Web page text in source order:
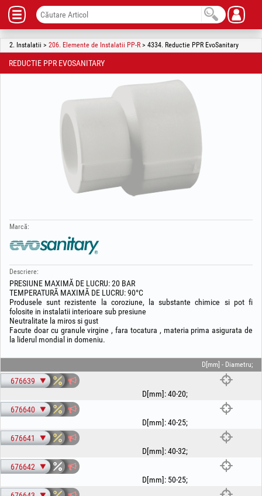
2. Instalatii > 206. Elemente de Instalatii PP-R > 4334. Reductie PPR EvoSanitary
REDUCTIE PPR EVOSANITARY
Marcă:
Descriere:
PRESIUNE MAXIMĂ DE LUCRU: 20 BAR
TEMPERATURĂ MAXIMĂ DE LUCRU: 90°C
Produsele sunt rezistente la coroziune, la substante chimice si pot fi
folosite in instalatii interioare sub presiune
Neutralitate la miros si gust
Facute doar cu granule virgine , fara tocatura , materia prima asigurata de
la liderul mondial in domeniu.
D[mm] - Diametru;
676639
D[mm]:40-20;
676640
D[mm]:40-25;
676641
D[mm]:40-32;
676642
D[mm]: 50-25;